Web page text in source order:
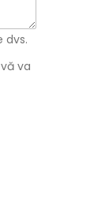
dvs.
va